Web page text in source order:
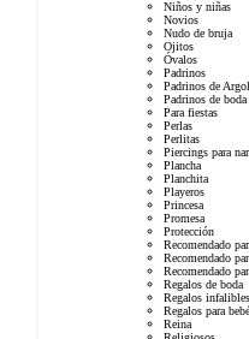
Niños y niñas
Novios
Nudo de bruja
Ojitos
Óvalos
Padrinos
Padrinos de
Padrinos de boda
Para fiestas
Perlas
Perlitas
Piercings para
Plancha
Planchita
Playeros
Princesa
Promesa
Protección
Recomendado
Recomendado
Recomendado
Regalos de boda
Regalos infalibles
Regalos para
Reina